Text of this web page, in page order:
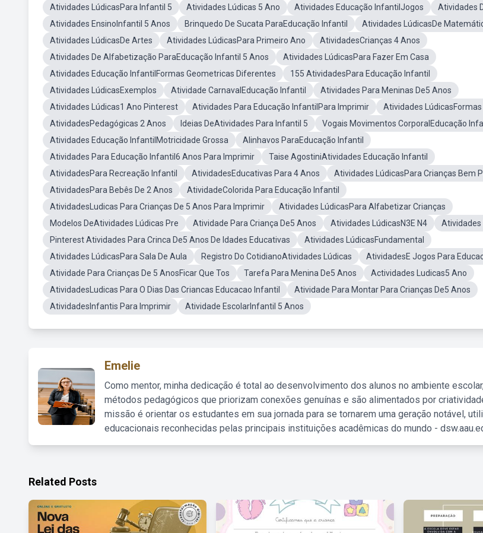
Atividades LúdicasPara Infantil 5 Atividades Lúdicas 5 Ano Atividades Educação InfantilJogos
Atividades
Atividades EnsinoInfantil 5 Anos
Brinquedo De Sucata ParaEducação Infantil
Atividades LúdicasDe
Atividades LúdicasDe Artes
Atividades LúdicasPara Primeiro Ano
AtividadesCrianças 4 Anos
Atividades De Alfabetização ParaEducação Infantil 5 Anos
Atividades LúdicasPara Fazer Em Casa
Atividades Educação InfantilFormas Geometricas Diferentes
155 AtividadesPara Educação Infantil
Atividades LúdicasExemplos
Atividade CarnavalEducação Infantil
Atividades Para Meninas De5 Anos
Atividades Lúdicas1 Ano Pinterest
Atividades Para Educação InfantilPara Imprimir
Atividades
AtividadesPedagógicas 2 Anos
Ideias DeAtividades Para Infantil 5
Vogais Movimentos CorporalEducação
Atividades Educação InfantilMotricidade Grossa
Alinhavos ParaEducação Infantil
Atividades Para Educação Infantil6 Anos Para Imprimir
Taise AgostiniAtividades Educação Infantil
AtividadesPara Recreação Infantil
AtividadesEducativas Para 4 Anos
Atividades LúdicasPara Crianças Bem
AtividadesPara Bebês De 2 Anos
AtividadeColorida Para Educação Infantil
AtividadesLudicas Para Crianças De 5 Anos Para Imprimir
Atividades LúdicasPara Alfabetizar Crianças
Modelos DeAtividades Lúdicas Pre
Atividade Para Criança De5 Anos Atividades LúdicasN3E N4
Atividades
Pinterest Atividades Para Crinca De5 Anos De Idades Educativas
Atividades LúdicasFundamental
Atividades LúdicasPara Sala De Aula
Registro Do CotidianoAtividades Lúdicas
AtividadesE Jogos Para
Atividade Para Crianças De 5 AnosFicar Que Tos
Tarefa Para Menina De5 Anos
Actividades Ludicas5 Ano
AtividadesLudicas Para O Dias Das Criancas Educacao Infantil
Atividade Para Montar Para Crianças De5 Anos
AtividadesInfantis Para Imprimir
Atividade EscolarInfantil 5 Anos
Emelie
Como mentor, minha dedicação é total ao desenvolvimento dos alunos no ambiente
métodos pedagógicos que priorizam conexões genuínas e são alimentados por
missão é orientar os estudantes em sua jornada para se tornarem uma geração notável,
educacionais reconhecidas pelas principais instituições acadêmicas do mundo -
Related Posts